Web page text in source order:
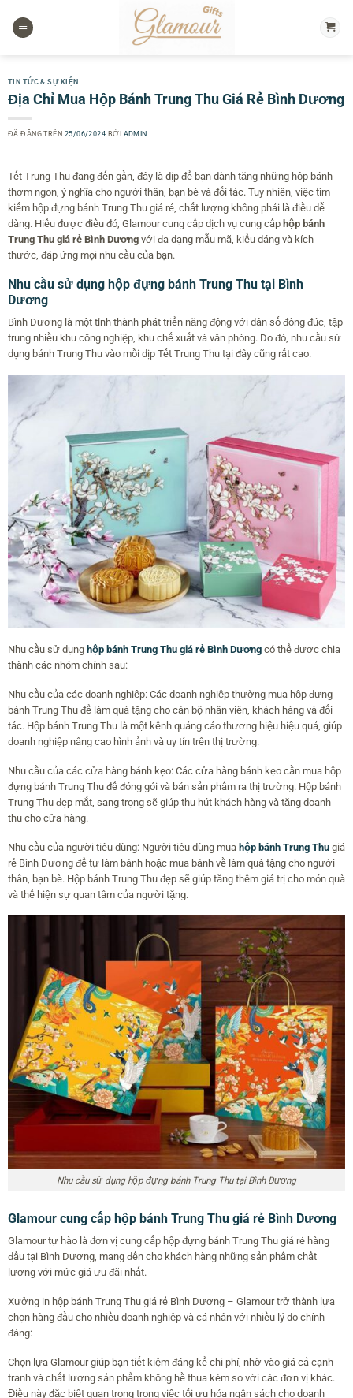
đến
TIN TỨC & SỰ KIỆN
Địa Chỉ Mua Hộp Bánh Trung Thu Giá Rẻ Bình Dương
ĐÃ ĐĂNG TRÊN 25/06/2024 BỞI ADMIN
Tết Trung Thu đang đến gần, đây là dịp để bạn dành tặng những hộp bánh
thơm ngon, ý nghĩa cho người thân, bạn bè và đối tác. Tuy nhiên, việc tìm
kiếm hộp đựng bánh Trung Thu giá rẻ, chất lượng không phải là điều dễ
dàng. Hiểu được điều đó, Glamour cung cấp dịch vụ cung cấp hộp bánh
Trung Thu giá rẻ Bình Dươngvới đa dạng mẫu mã, kiểu dáng và kích
thước, đáp ứng mọi nhu cầu của bạn.
Nhu cầu sử dụng hộp đựng bánh Trung Thu tại Bình
Dương
Bình Dương là một tỉnh thành phát triển năng động với dân số đông đúc, tập
trung nhiều khu công nghiệp, khu chế xuất và văn phòng. Do đó, nhu cầu sử
dụng bánh Trung Thu vào mỗi dịp Tết Trung Thu tại đây cũng rất cao.
Nhu cầu sử dụng hộp bánh Trung Thu giá rẻ Bình Dươngcó thể được chia
thành các nhóm chính sau:
Nhu cầu của các doanh nghiệp: Các doanh nghiệp thường mua hộp đựng
bánh Trung Thu để làm quà tặng cho cán bộ nhân viên, khách hàng và đối
tác. Hộp bánh Trung Thu là một kênh quảng cáo thương hiệu hiệu quả, giúp
doanh nghiệp nâng cao hình ảnh và uy tín trên thị trường.
Nhu cầu của các cửa hàng bánh kẹo: Các cửa hàng bánh kẹo cần mua hộp
đựng bánh Trung Thu để đóng gói và bán sản phẩm ra thị trường. Hộp bánh
Trung Thu đẹp mắt, sang trọng sẽ giúp thu hút khách hàng và tăng doanh
thu cho cửa hàng.
Nhu cầu của người tiêu dùng: Người tiêu dùng mua hộp bánh Trung Thugiá
rẻ Bình Dương để tự làm bánh hoặc mua bánh về làm quà tặng cho người
thân, bạn bè. Hộp bánh Trung Thu đẹp sẽ giúp tăng thêm giá trị cho món quà
và thể hiện sự quan tâm của người tặng.
Nhu cầu sử dụng hộp đựng bánh Trung Thu tại Bình Dương
Glamour cung cấp hộp bánh Trung Thu giá rẻ Bình Dương
Glamour tự hào là đơn vị cung cấp hộp đựng bánh Trung Thu giá rẻ hàng
đầu tại Bình Dương, mang đến cho khách hàng những sản phẩm chất
lượng với mức giá ưu đãi nhất.
Xưởng in hộp bánh Trung Thu giá rẻ Bình Dương – Glamour trở thành lựa
chọn hàng đầu cho nhiều doanh nghiệp và cá nhân với nhiều lý do chính
đáng:
Chọn lựa Glamour giúp bạn tiết kiệm đáng kể chi phí, nhờ vào giá cả cạnh
tranh và chất lượng sản phẩm không hề thua kém so với các đơn vị khác.
Điều này đặc biệt quan trọng trong việc tối ưu hóa ngân sách cho doanh